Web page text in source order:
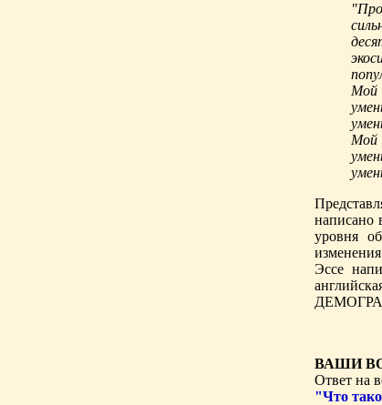
Мой
Мой
написано
уровня
Эссе
ВАШИ
Ответ на
"Что